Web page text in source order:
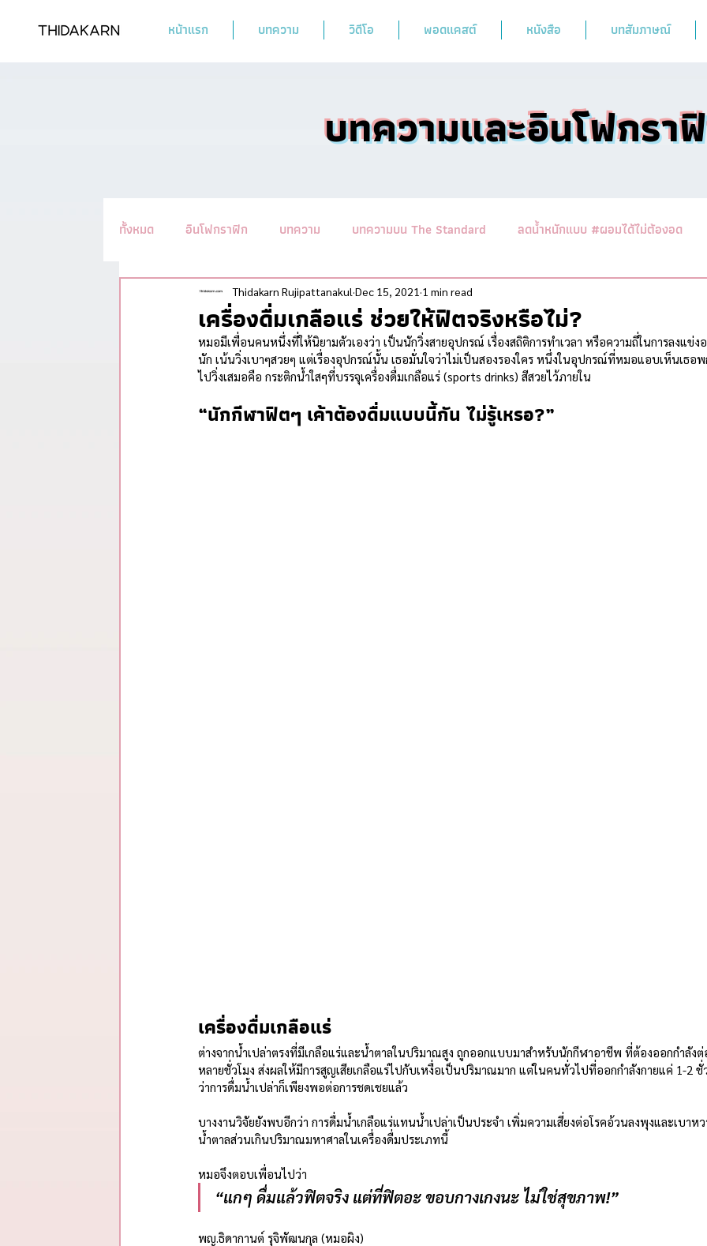
หน้าแรก บทความ วิดีโอ พอดแคสต์ หนังสือ บทสัมภาษณ์
บทความและอินโฟกรา
ทั้งหมด อินโฟกราฟิก บทความ บทความบน The Standard ลดน้ำหนักแบบ #ผอมได้ไม่ต้องอด
รวมทิปชะลอวัย #อ่านแล้วYoung นานาสาระอาหารคลีน รวมบทค
รวมสรุปสาระจากพอดแคสต์
เครื่องดื่มเกลือแร่ ช่วยให้ฟิตจริงหรือไม่?
Thidakarn Rujipattanakul Dec 15, 2021 1 min read
หมอมีเพื่อนคนหนึ่งที่ให้นิยามตัวเองว่า เป็นนักวิ่งสายอุปกรณ์ เรื่องสถิติการทำเวลา หรือความถี่ในการลงแข่ง
นัก เน้นวิ่งเบาๆสวยๆ แต่เรื่องอุปกรณ์นั้น เธอมั่นใจว่าไม่เป็นสองรองใคร หนึ่งในอุปกรณ์ที่หมอแอบเห็นเธอพ
ไปวิ่งเสมอคือ กระติกน้ำใสๆที่บรรจุเครื่องดื่มเกลือแร่ (sports drinks) สีสวยไว้ภายใน
“นักกีฬาฟิตๆ เค้าต้องดื่มแบบนี้กัน ไม่รู้เหรอ?”
เครื่องดื่มเกลือแร่
ต่างจากน้ำเปล่าตรงที่มีเกลือแร่และน้ำตาลในปริมาณสูง ถูกออกแบบมาสำหรับนักกีฬาอาชีพ ที่ต้องออกกำลังต่
หลายชั่วโมง ส่งผลให้มีการสูญเสียเกลือแร่ไปกับเหงื่อเป็นปริมาณมาก แต่ในคนทั่วไปที่ออกกำลังกายแค่ 1-2
ว่าการดื่มน้ำเปล่าก็เพียงพอต่อการชดเชยแล้ว
บางงานวิจัยยังพบอีกว่า การดื่มน้ำเกลือแร่แทนน้ำเปล่าเป็นประจำ เพิ่มความเสี่ยงต่อโรคอ้วนลงพุงและเบาห
น้ำตาลส่วนเกินปริมาณมหาศาลในเครื่องดื่มประเภทนี้
หมอจึงตอบเพื่อนไปว่า
“แกๆ ดื่มแล้วฟิตจริง แต่ที่ฟิตอะ ขอบกางเกงนะ ไม่ใช่สุขภาพ!”
พญ.ธิดากานต์ รุจิพัฒนกุล (หมอผิง)